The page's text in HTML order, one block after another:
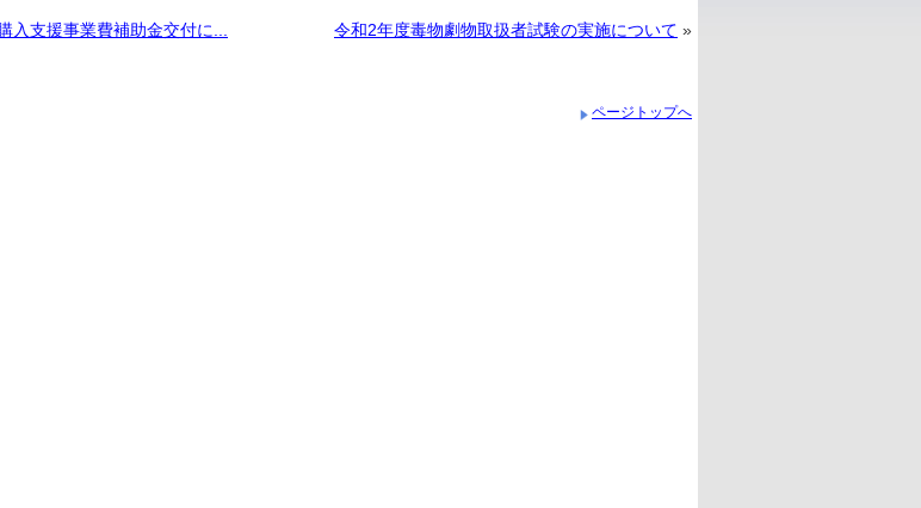
入支援事業費補助金交付に... 令和2年度毒物劇物取扱者試験の実施について »
ページトップへ